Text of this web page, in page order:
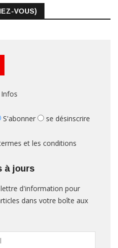
VOUS)
S'abonner se désinscrire
et les conditions
à jours
d'information pour
dans votre boîte aux